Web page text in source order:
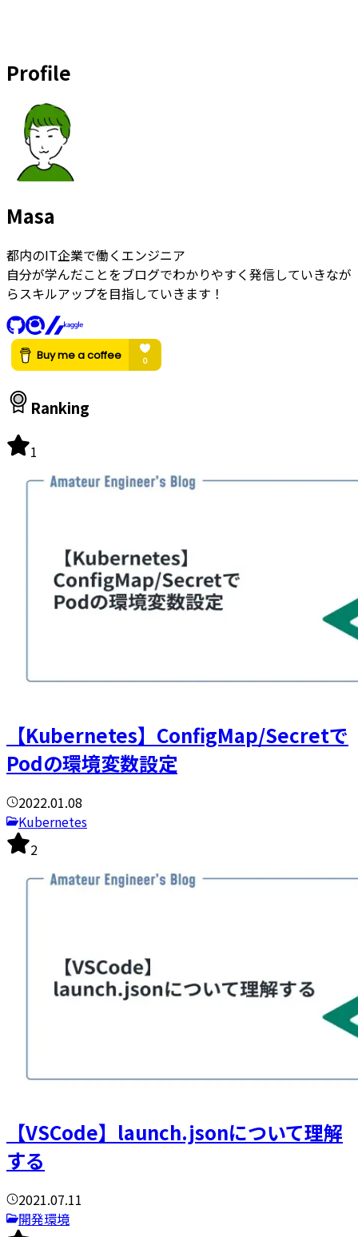
Profile
Masa
都内のIT企業で働くエンジニア
自分が学んだことをブログでわかりやすく発信していきなが
らスキルアップを目指していきます！
Ranking
1
【Kubernetes】ConfigMap/Secretで
Podの環境変数設定
2022.01.08
Kubernetes
2
【VSCode】launch.jsonについて理解
する
2021.07.11
開発環境